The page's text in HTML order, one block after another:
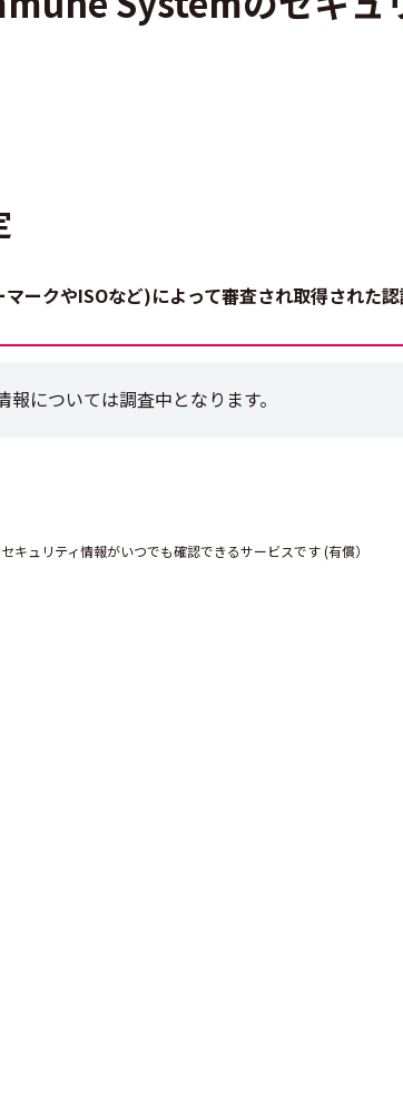
ークやISOなど)によって審査され取得された
については調査中となります。
ュリティ情報がいつでも確認できるサービスです (有償）